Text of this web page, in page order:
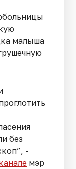
малыша
без
-
мэр